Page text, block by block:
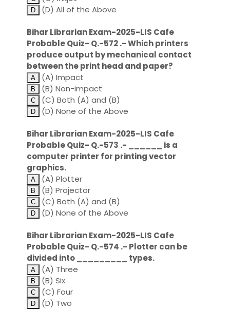
(D) All of the Above
Bihar Librarian Exam-2025-LIS Cafe
Probable Quiz- Q.-572 .- Which printers
produce output by mechanical contact
between the print head and paper?
(A) Impact
(B) Non-impact
(C) Both (A) and (B)
(D) None of the Above
Bihar Librarian Exam-2025-LIS Cafe
Probable Quiz- Q.-573 .- ______ is a
computer printer for printing vector
graphics.
(A) Plotter
(B) Projector
(C) Both (A) and (B)
(D) None of the Above
Bihar Librarian Exam-2025-LIS Cafe
Probable Quiz- Q.-574 .- Plotter can be
divided into _________ types.
(A) Three
(B) Six
(C) Four
(D) Two